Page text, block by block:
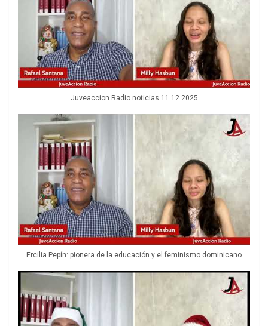
Juveaccion Radio noticias 11 12 2025
Ercilia Pepín: pionera de la educación y el feminismo dominicano